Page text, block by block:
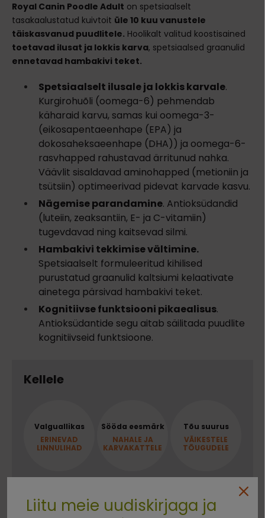
Royal Canin Poodle Adult on spetsiaalselt
tasakaalustatud kuivtoit üle 10 kuu vanustele
täiskasvanud puudlitele. Hoolikalt valitud koostisained
toetavad ilusat ja lokkis karva, spetsiaalsed graanulid
ennetavad hambakivi teket.
Spetsiaalselt ilusale ja lokkis karvale.
Kurgirohuõli (oomega-6) pehmendab
käharaid karvu, samas kui oomega-3-
(eikosapentaeenhape (EPA) ja
dokosaheksaeenhape (DHA)) ja oomega-6-
rasvhapped rahustavad ärritunud nahka.
Väävlit sisaldavad aminohapped (metioniin ja
tsütsiin) optimeerivad pidevat karvade kasvu.
Nägemise parandamine. Antioksüdandid
(luteiin, zeaksantiin, E- ja C-vitamiin)
tugevdavad ning kaitsevad silmi.
Hambakivi tekkimise vältimine.
Spetsiaalselt formuleeritud kihilised
purustatud graanulid kaltsiumi kelaativate
ainetega pärsivad hambakivi teket.
Kognitiivse funktsiooni pikaealisus.
Antioksüdantide segu aitab säilitada puudlite
kognitiivseid funktsioone.
Kellele
Valguallikas
ERINEVAD
LINNULIHAD
Sööda eesmärk
NAHALE JA
KARVAKATTELE
Tõu suurus
VÄIKESTELE
TÕUGUDELE
Koostis
Liitu meie uudiskirjaga ja